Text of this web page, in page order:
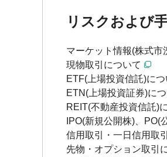
リスクおよび
マーケット情報(株式市
現物取引について
ETF(上場投資信託)につ
ETN(上場投資証券)に
REIT(不動産投資信託)
IPO(新規公開株)、PO(
信用取引・一日信用取
先物・オプション取引